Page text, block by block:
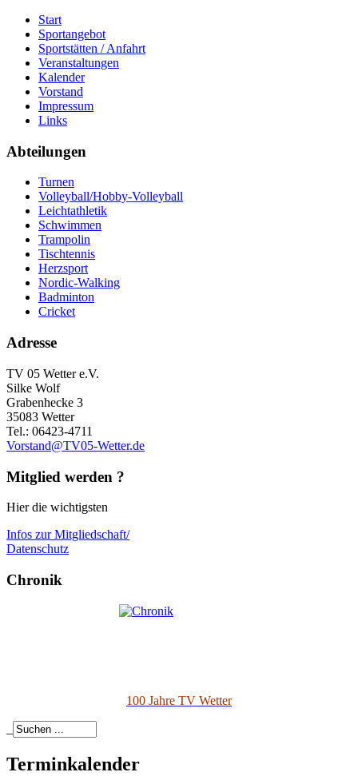
Start
Sportangebot
Sportstätten / Anfahrt
Veranstaltungen
Kalender
Vorstand
Impressum
Links
Abteilungen
Turnen
Volleyball/Hobby-Volleyball
Leichtathletik
Schwimmen
Trampolin
Tischtennis
Herzsport
Nordic-Walking
Badminton
Cricket
Adresse
TV 05 Wetter e.V.
Silke Wolf
Grabenhecke 3
35083 Wetter
Tel.: 06423-4711
Vorstand@TV05-Wetter.de
Mitglied werden ?
Hier die wichtigsten
Infos zur Mitgliedschaft/
Datenschutz
Chronik
100 Jahre TV Wetter
Terminkalender